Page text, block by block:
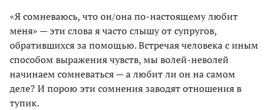
«Я сомневаюсь, что он/она по-настоящему любит
меня» — эти слова я часто слышу от супругов,
обратившихся за помощью. Встречая человека с иным
способом выражения чувств, мы волей-неволей
начинаем сомневаться — а любит ли он на самом
деле? И порою эти сомнения заводят отношения в
тупик.